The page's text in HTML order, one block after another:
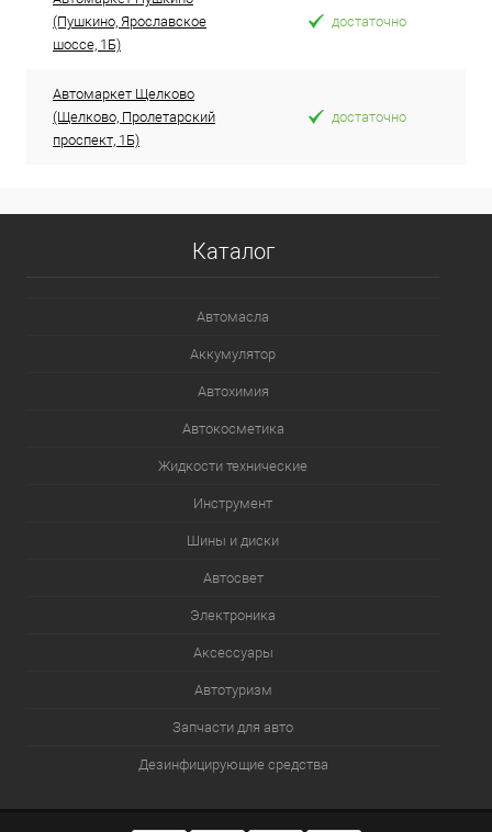
(Пушкино, Ярославское
шоссе, 1Б)
достаточно
Автомаркет Щелково
(Щелково, Пролетарский
проспект, 1Б)
достаточно
Каталог
Автомасла
Аккумулятор
Автохимия
Автокосметика
Жидкости технические
Инструмент
Шины и диски
Автосвет
Электроника
Аксессуары
Автотуризм
Запчасти для авто
Дезинфицирующие средства